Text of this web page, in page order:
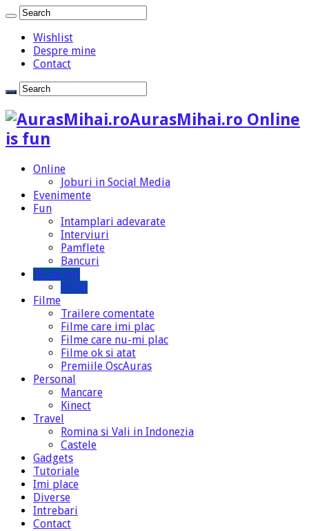
Wishlist
Despre mine
Contact
AurasMihai.ro Online
is fun
Online
Joburi in Social Media
Evenimente
Fun
Intamplari adevarate
Interviuri
Pamflete
Bancuri
De pe net
WOW
Filme
Trailere comentate
Filme care imi plac
Filme care nu-mi plac
Filme ok si atat
Premiile OscAuras
Personal
Mancare
Kinect
Travel
Romina si Vali in Indonezia
Castele
Gadgets
Tutoriale
Imi place
Diverse
Intrebari
Contact